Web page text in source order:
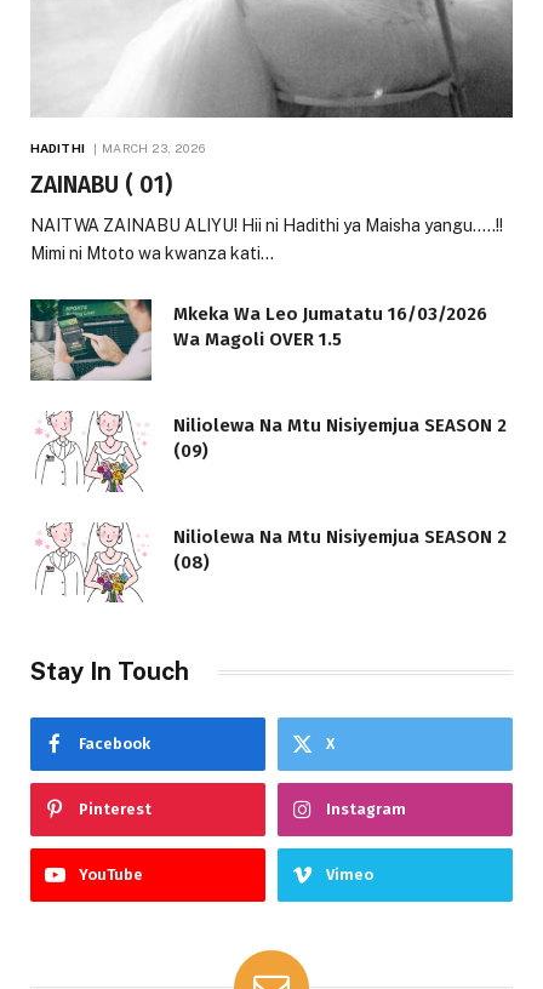
HADITHI MARCH 23, 2026
ZAINABU ( 01)
NAITWA ZAINABU ALIYU! Hii ni Hadithi ya Maisha yangu…..!!
Mimi ni Mtoto wa kwanza kati…
Mkeka Wa Leo Jumatatu 16/03/2026
Wa Magoli OVER 1.5
Niliolewa Na Mtu Nisiyemjua SEASON 2
(09)
Niliolewa Na Mtu Nisiyemjua SEASON 2
(08)
Stay In Touch
Facebook X
Pinterest Instagram
YouTube Vimeo